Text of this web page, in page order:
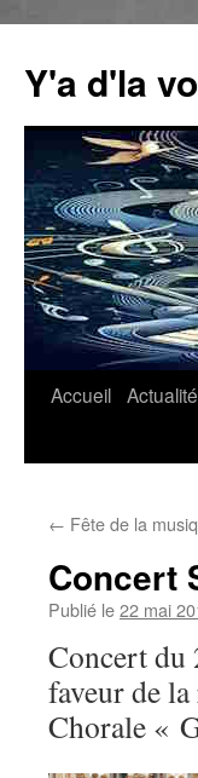
contenu
Y'a d'la
Accueil
← Fête de la
Concert
Publié le22 mai
Concert du
faveur de
Chorale «